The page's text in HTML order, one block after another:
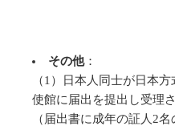
その他：
（1）日本人同士が日本
使館に届出を提出し受理
（届出書に成年の証人2